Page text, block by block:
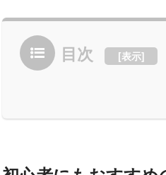
目次 [表示]